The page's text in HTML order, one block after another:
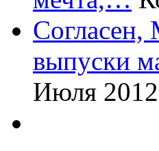
Согласен,
выпуски
Июля 2012